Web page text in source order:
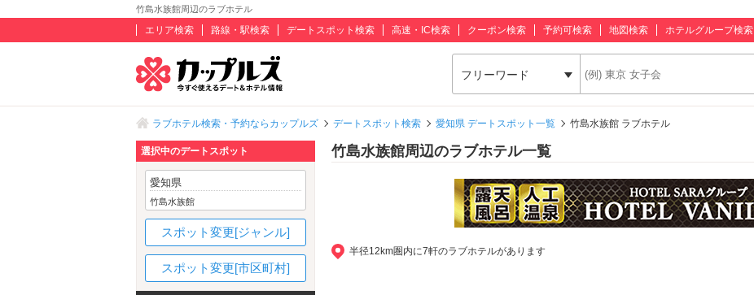
竹島水族館周辺のラブホテル
エリア検索 路線・駅検索 デートスポット検索 高速・IC検索 クーポン検索 予約可検索 地図検索 ホテルグループ検索
フリーワード
ラブホテル検索・予約ならカップルズ デートスポット検索 愛知県 デートスポット一覧 竹島水族館 ラブホテル
竹島水族館周辺のラブホテル一覧
半径12km圏内に7軒のラブホテルがあります
選択中のデートスポット
愛知県
竹島水族館
スポット変更[ジャンル]
スポット変更[市区町村]